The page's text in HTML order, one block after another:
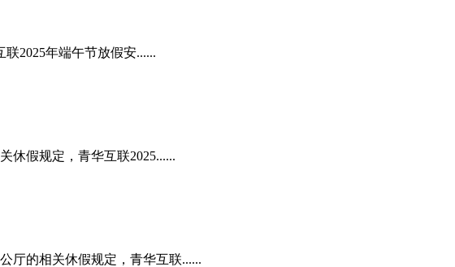
2025年端午节放假安......
休假规定，青华互联2025......
厅的相关休假规定，青华互联......